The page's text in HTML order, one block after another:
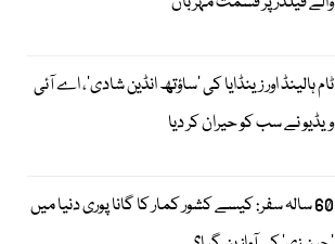
ٹام ہالینڈ اور زینڈایا کی ’ساؤتھ انڈین شادی‘، اے آئی
ویڈیو نے سب کو حیران کر دیا
60 سالہ سفر: کیسے کشور کمار کا گانا پوری دنیا میں